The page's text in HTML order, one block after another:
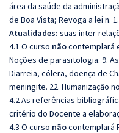
área da saúde da
de Boa Vista; Revoga a lei n.
Atualidades: suas inter-
4.1 O curso nãocontemplará
Noções de parasitologia. 9.
Diarreia, cólera, doença de
meningite. 22. Humanização
4.2 As referências
critério do Docente a
4.3 O curso nãocontemplará